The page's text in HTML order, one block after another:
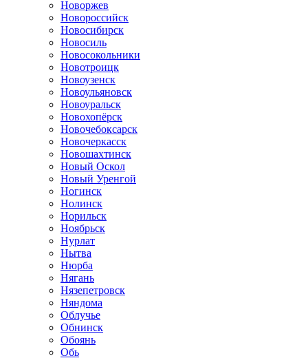
Новоржев
Новороссийск
Новосибирск
Новосиль
Новосокольники
Новотроицк
Новоузенск
Новоульяновск
Новоуральск
Новохопёрск
Новочебоксарск
Новочеркасск
Новошахтинск
Новый Оскол
Новый Уренгой
Ногинск
Нолинск
Норильск
Ноябрьск
Нурлат
Нытва
Нюрба
Нягань
Нязепетровск
Няндома
Облучье
Обнинск
Обоянь
Обь